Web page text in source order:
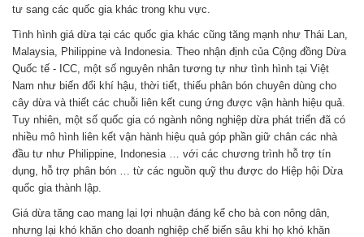
tư sang các quốc gia khác trong khu vực.
Tình hình giá dừa tại các quốc gia khác cũng tăng mạnh như Thái Lan,
Malaysia, Philippine và Indonesia. Theo nhận định của Cộng đồng Dừa
Quốc tế - ICC, một số nguyên nhân tương tự như tình hình tại Việt
Nam như biến đổi khí hậu, thời tiết, thiếu phân bón chuyên dùng cho
cây dừa và thiết các chuỗi liên kết cung ứng được vận hành hiệu quả.
Tuy nhiên, một số quốc gia có ngành nông nghiệp dừa phát triển đã có
nhiều mô hình liên kết vận hành hiệu quả góp phần giữ chân các nhà
đầu tư như Philippine, Indonesia … với các chương trình hỗ trợ tín
dụng, hỗ trợ phân bón … từ các nguồn quỹ thu được do Hiệp hội Dừa
quốc gia thành lập.
Giá dừa tăng cao mang lại lợi nhuận đáng kể cho bà con nông dân,
nhưng lại khó khăn cho doanh nghiệp chế biến sâu khi họ khó khăn